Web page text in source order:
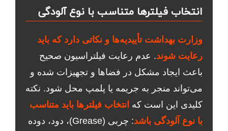
انتخاب فیلترها متناسب با نوع آلودگی
وزارت بهداشت تأییدیه‌ها و نکاتی دارد که باید
رعایت شوند. عدم رعایت فیلتراسیون صحیح
باعث ایجاد مشکل در فضاها و تجهیزات شده و
می‌تواند منجر به جریمه یا پلمپ محل شود. نکته
کلیدی این است که انتخاب فیلترها باید متناسب
با نوع آلودگی باشد
: چربی (Grease)، دود، دوده